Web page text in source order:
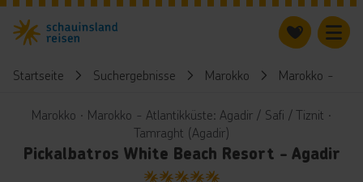
Startseite Suchergebnisse Marokko Marokko -
Marokko ∙ Marokko - Atlantikküste: Agadir / Safi / Tiznit ∙
Tamraght (Agadir)
Pickalbatros White Beach Resort - Agadir